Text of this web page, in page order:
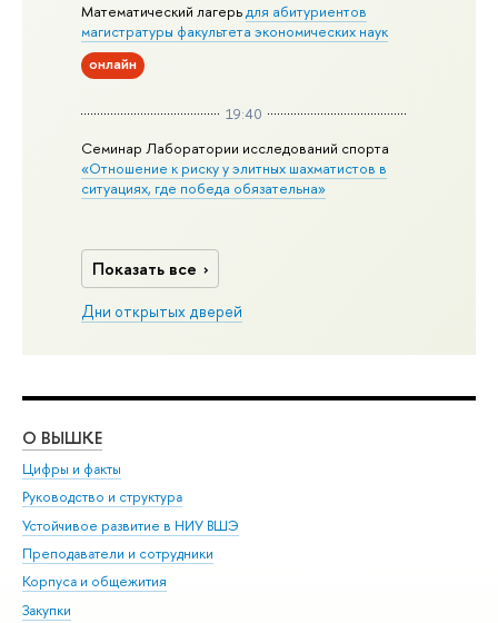
Математический лагерьдля абитуриентов
магистратуры факультета экономических наук
онлайн
19:40
Семинар Лаборатории исследований спорта
«Отношение к риску у элитных шахматистов в
ситуациях, где победа обязательна»
Показать все
Дни открытых дверей
О ВЫШКЕ
Цифры и факты
Руководство и структура
Устойчивое развитие в НИУ ВШЭ
Преподаватели и сотрудники
Корпуса и общежития
Закупки